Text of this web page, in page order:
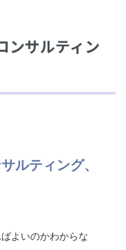
ンサルティン
ルティング、
よいのかわからな